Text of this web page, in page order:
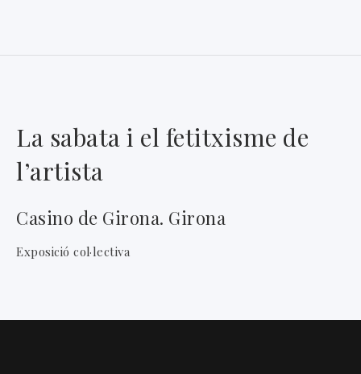
La sabata i el fetitxisme de
l’artista
Casino de Girona. Girona
Exposició col·lectiva